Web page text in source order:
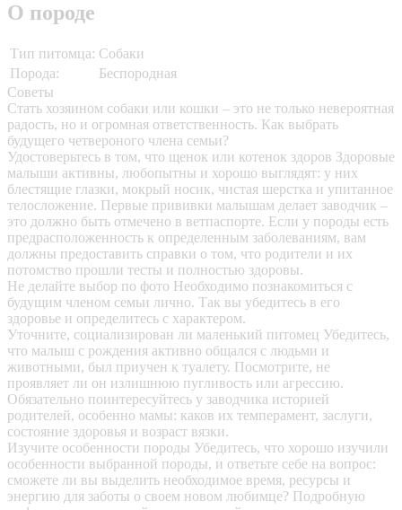
О породе
Тип питомца: Собаки
Порода:
Беспородная
Советы
Стать хозяином собаки или кошки – это не только невероятная
радость, но и огромная ответственность. Как выбрать
будущего четвероного члена семьи?
Удостоверьтесь в том, что щенок или котенок здоров Здоровые
малыши активны, любопытны и хорошо выглядят: у них
блестящие глазки, мокрый носик, чистая шерстка и упитанное
телосложение. Первые прививки малышам делает заводчик –
это должно быть отмечено в ветпаспорте. Если у породы есть
предрасположенность к определенным заболеваниям, вам
должны предоставить справки о том, что родители и их
потомство прошли тесты и полностью здоровы.
Не делайте выбор по фото Необходимо познакомиться с
будущим членом семьи лично. Так вы убедитесь в его
здоровье и определитесь с характером.
Уточните, социализирован ли маленький питомец Убедитесь,
что малыш с рождения активно общался с людьми и
животными, был приучен к туалету. Посмотрите, не
проявляет ли он излишнюю пугливость или агрессию.
Обязательно поинтересуйтесь у заводчика историей
родителей, особенно мамы: каков их темперамент, заслуги,
состояние здоровья и возраст вязки.
Изучите особенности породы Убедитесь, что хорошо изучили
особенности выбранной породы, и ответьте себе на вопрос:
сможете ли вы выделить необходимое время, ресурсы и
энергию для заботы о своем новом любимце? Подробную